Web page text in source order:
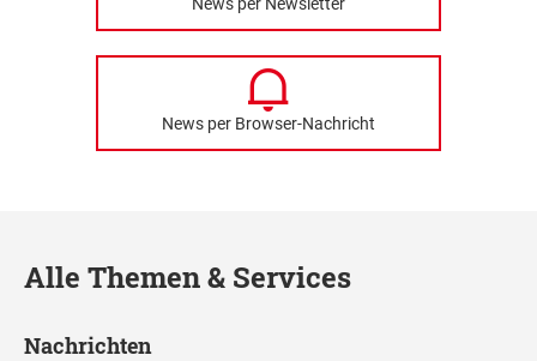
News per Newsletter
News per Browser-Nachricht
Alle Themen & Services
Nachrichten